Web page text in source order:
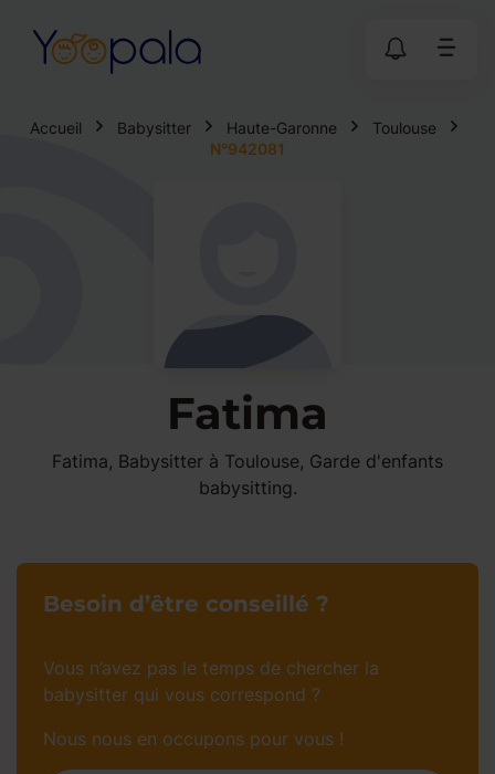
Accueil Babysitter Haute-Garonne
Toulouse
N°942081
Fatima
Fatima, Babysitter à Toulouse, Garde d'enfants
babysitting.
Besoin d’être conseillé ?
Vous n’avez pas le temps de chercher la
babysitter qui vous correspond ?
Nous nous en occupons pour vous !